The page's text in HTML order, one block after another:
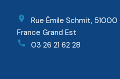
Rue Émile Schmit,
France Grand Est
03 26 21 62 28